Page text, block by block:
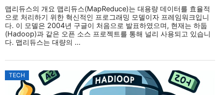
맵리듀스의 개요 맵리듀스(MapReduce)는 대용량 데이터를 효율적
으로 처리하기 위한 혁신적인 프로그래밍 모델이자 프레임워크입니
다. 이 모델은 2004년 구글이 처음으로 발표하였으며, 현재는 하둡
(Hadoop)과 같은 오픈 소스 프로젝트를 통해 널리 사용되고 있습니
다. 맵리듀스는 대량의 ...
TECH